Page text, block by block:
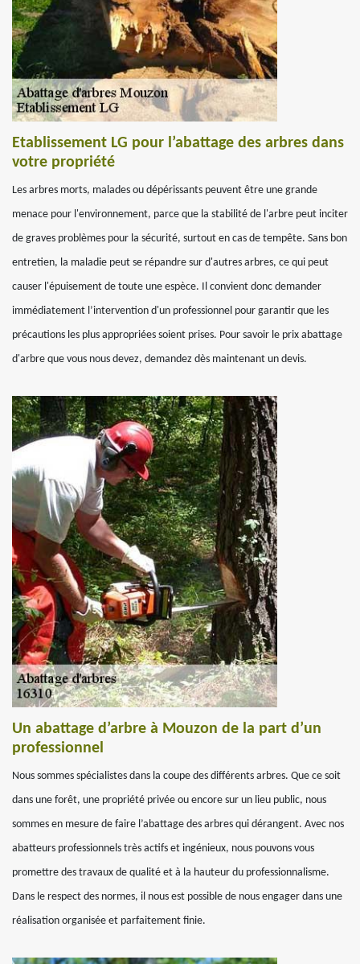
Etablissement LG pour l’abattage des arbres dans
votre propriété
Les arbres morts, malades ou dépérissants peuvent être une grande
menace pour l'environnement, parce que la stabilité de l'arbre peut inciter
de graves problèmes pour la sécurité, surtout en cas de tempête. Sans bon
entretien, la maladie peut se répandre sur d'autres arbres, ce qui peut
causer l'épuisement de toute une espèce. Il convient donc demander
immédiatement l’intervention d'un professionnel pour garantir que les
précautions les plus appropriées soient prises. Pour savoir le prix abattage
d'arbre que vous nous devez, demandez dès maintenant un devis.
Un abattage d’arbre à Mouzon de la part d’un
professionnel
Nous sommes spécialistes dans la coupe des différents arbres. Que ce soit
dans une forêt, une propriété privée ou encore sur un lieu public, nous
sommes en mesure de faire l’abattage des arbres qui dérangent. Avec nos
abatteurs professionnels très actifs et ingénieux, nous pouvons vous
promettre des travaux de qualité et à la hauteur du professionnalisme.
Dans le respect des normes, il nous est possible de nous engager dans une
réalisation organisée et parfaitement finie.